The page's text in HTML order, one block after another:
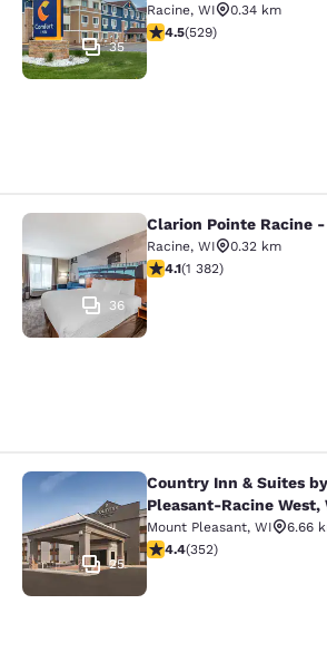
35
Racine, WI
0.34 km
4.54 étoiles. Excellent. 529
4.5(529)
Clarion Pointe Racine
36
Clarion Pointe Racine
Racine, WI
0.32 km
4.1 étoiles. Très bon. 1382
4.1(1 382)
Country Inn & Suites
25
Country Inn & Suites
Pleasant-Racine West,
Mount Pleasant, WI
6.66
4.37 étoiles. Excellent. 352
4.4(352)